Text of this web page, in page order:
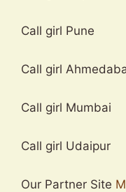
Call girl Pune
Call girl
Call girl Mumbai
Call girl Udaipur
Our Partner Site